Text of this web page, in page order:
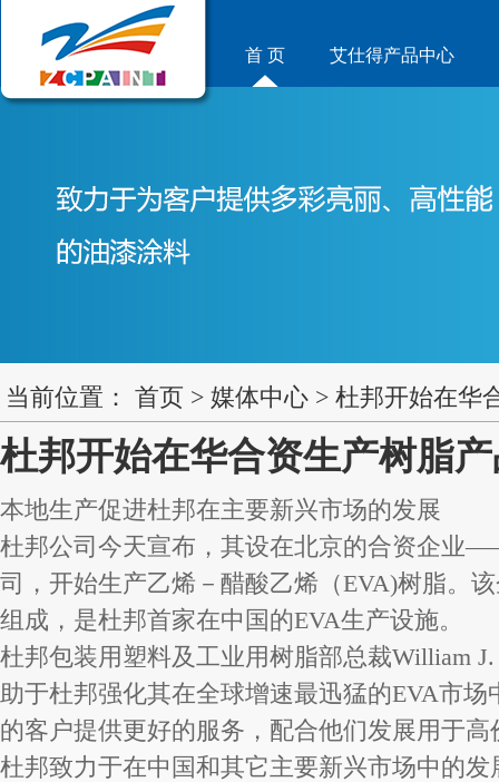
首 页 艾仕得产品中心
当前位置： 首页 > 媒体中心 > 杜邦开始在华
杜邦开始在华合资生产树脂
本地生产促进杜邦在主要新兴市场的发展
杜邦公司今天宣布，其设在北京的合资企业
司，开始生产乙烯－醋酸乙烯（EVA)树脂。
组成，是杜邦首家在中国的EVA生产设施。
杜邦包装用塑料及工业用树脂部总裁William J.
助于杜邦强化其在全球增速最迅猛的EVA市
的客户提供更好的服务，配合他们发展用于
杜邦致力于在中国和其它主要新兴市场中的